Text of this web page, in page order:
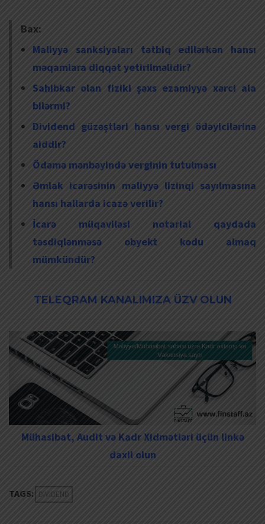
Bax:
Maliyyə sanksiyaları tətbiq edilərkən hansı
məqamlara diqqət yetirilməlidir?
Sahibkar olan fiziki şəxs ezamiyyə xərci ala
bilərmi?
Dividend güzəştləri hansı vergi ödəyicilərinə
aiddir?
Ödəmə mənbəyində verginin tutulması
Əmlak icarəsinin maliyyə lizinqi sayılmasına
hansı hallarda icazə verilir?
İcarə müqaviləsi notarial qaydada
təsdiqlənməsə obyekt kodu almaq
mümkündür?
TELEQRAM KANALIMIZA ÜZV OLUN
Mühasibat, Audit və Kadr Xidmətləri üçün linkə
daxil olun
TAGS: DIVIDEND